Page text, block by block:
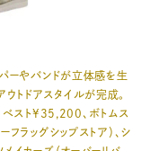
ーやバンドが立体感を生
トドアスタイルが完成。
ベスト¥35,200、ボトムス
ラッグシップストア）、シ